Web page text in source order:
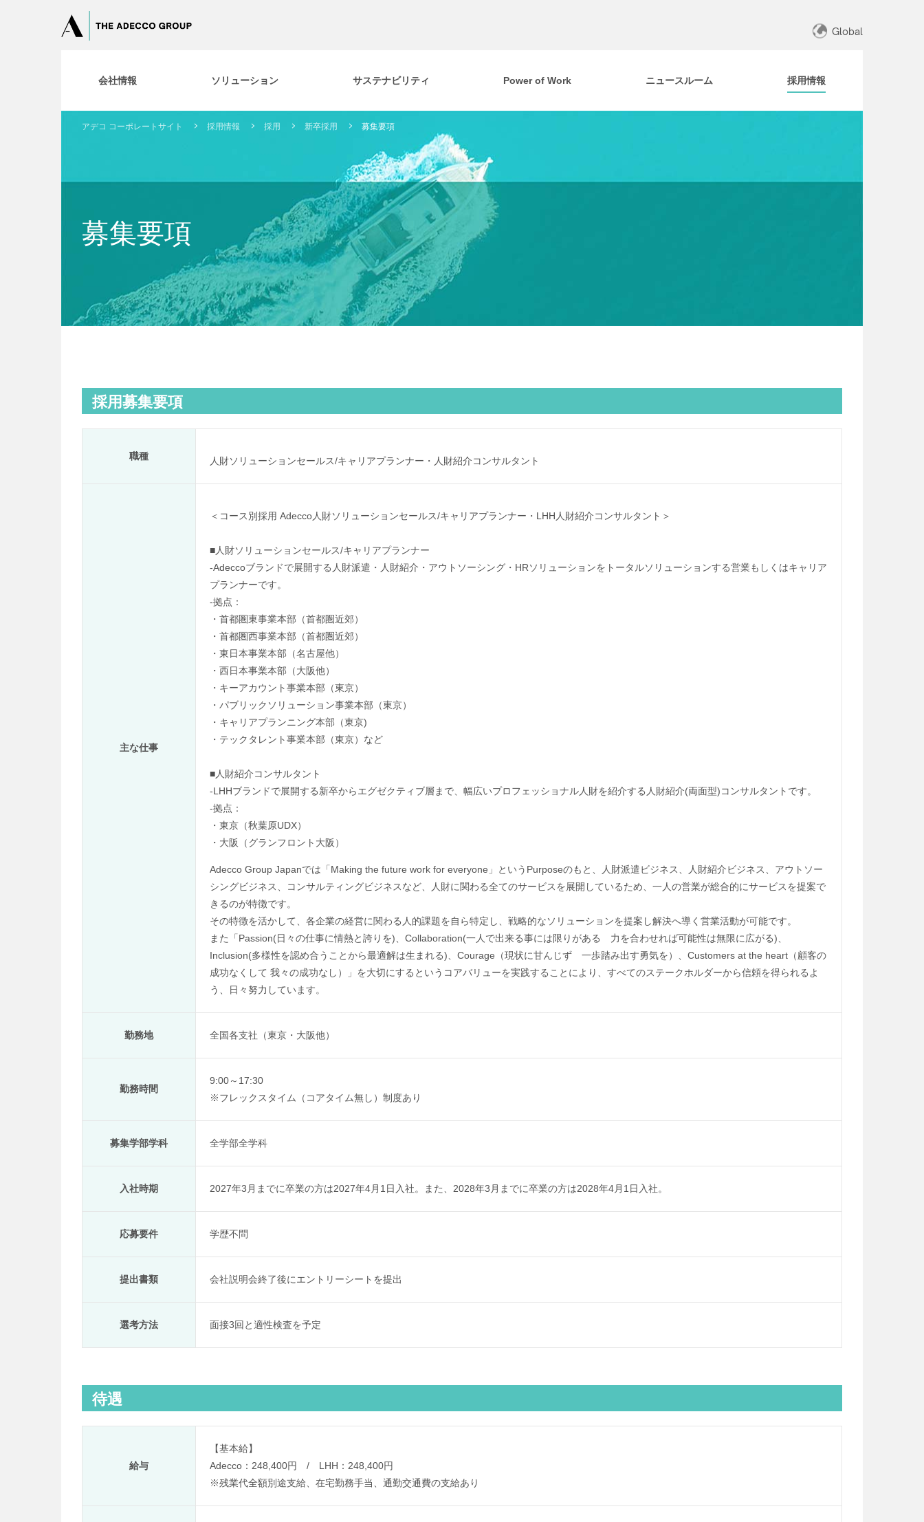
Global
会社情報 ソリューション サステナビリティ Power of Work ニュースルーム 採用情報
アデコ コーポレートサイト 採用情報 採用 新卒採用 募集要項
募集要項
採用募集要項
職種 人財ソリューションセールス/キャリアプランナー・人財紹介コンサルタント
主な仕事
＜コース別採用 Adecco人財ソリューションセールス/キャリアプランナー・LHH人財紹介コンサルタント＞
■人財ソリューションセールス/キャリアプランナー
-Adeccoブランドで展開する人財派遣・人財紹介・アウトソーシング・HRソリューションをトータルソリューションする営業もしくはキャリア
プランナーです。
-拠点：
・首都圏東事業本部（首都圏近郊）
・首都圏西事業本部（首都圏近郊）
・東日本事業本部（名古屋他）
・西日本事業本部（大阪他）
・キーアカウント事業本部（東京）
・パブリックソリューション事業本部（東京）
・キャリアプランニング本部（東京)
・テックタレント事業本部（東京）など
■人財紹介コンサルタント
-LHHブランドで展開する新卒からエグゼクティブ層まで、幅広いプロフェッショナル人財を紹介する人財紹介(両面型)コンサルタントです。
-拠点：
・東京（秋葉原UDX）
・大阪（グランフロント大阪）
Adecco Group Japanでは「Making the future work for everyone」というPurposeのもと、人財派遣ビジネス、人財紹介ビジネス、アウトソー
シングビジネス、コンサルティングビジネスなど、人財に関わる全てのサービスを展開しているため、一人の営業が総合的にサービスを提案で
きるのが特徴です。
その特徴を活かして、各企業の経営に関わる人的課題を自ら特定し、戦略的なソリューションを提案し解決へ導く営業活動が可能です。
また「Passion(日々の仕事に情熱と誇りを)、Collaboration(一人で出来る事には限りがある 力を合わせれば可能性は無限に広がる)、
Inclusion(多様性を認め合うことから最適解は生まれる)、Courage（現状に甘んじず 一歩踏み出す勇気を）、Customers at the heart（顧客の
成功なくして 我々の成功なし）」を大切にするというコアバリューを実践することにより、すべてのステークホルダーから信頼を得られるよ
う、日々努力しています。
勤務地 全国各支社（東京・大阪他）
勤務時間
9:00～17:30
※フレックスタイム（コアタイム無し）制度あり
募集学部学科 全学部全学科
入社時期 2027年3月までに卒業の方は2027年4月1日入社。また、2028年3月までに卒業の方は2028年4月1日入社。
応募要件 学歴不問
提出書類 会社説明会終了後にエントリーシートを提出
選考方法 面接3回と適性検査を予定
待遇
給与
【基本給】
Adecco：248,400円 / LHH：248,400円
※残業代全額別途支給、在宅勤務手当、通勤交通費の支給あり